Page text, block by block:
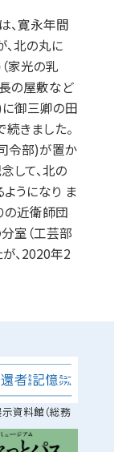
、寛永年間
北の丸に
家光の乳
の屋敷など
に御三卿の田
きました。
令部)が置か
して、北の
うになり ま
の近衛師団
室（工芸部
、2020年2
資料館（総務